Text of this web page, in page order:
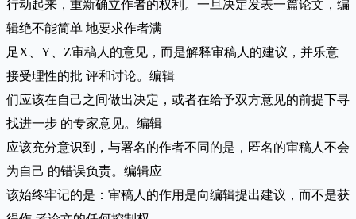
行动起来，重新确立作者的权利。一旦决定发表一篇论文，编
辑绝不能简单 地要求作者满
足X、Y、Z审稿人的意见，而是解释审稿人的建议，并乐意
接受理性的批 评和讨论。编辑
们应该在自己之间做出决定，或者在给予双方意见的前提下寻
找进一步 的专家意见。编辑
应该充分意识到，与署名的作者不同的是，匿名的审稿人不会
为自己 的错误负责。编辑应
该始终牢记的是：审稿人的作用是向编辑提出建议，而不是获